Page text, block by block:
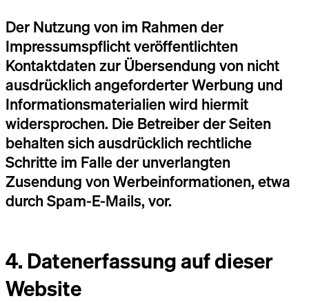
Der Nutzung von im Rahmen der
Impressumspflicht veröffentlichten
Kontaktdaten zur Übersendung von nicht
ausdrücklich angeforderter Werbung und
Informationsmaterialien wird hiermit
widersprochen. Die Betreiber der Seiten
behalten sich ausdrücklich rechtliche
Schritte im Falle der unverlangten
Zusendung von Werbeinformationen, etwa
durch Spam-E-Mails, vor.
4. Datenerfassung auf dieser
Website